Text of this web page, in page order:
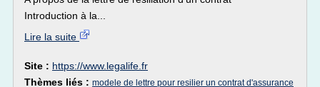
Introduction à la...
Lire la suite
Site : https://www.legalife.fr
Thèmes liés : modele de lettre pour resilier un contrat d'assurance